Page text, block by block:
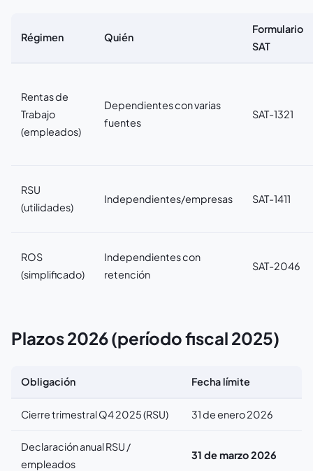
Régimen Quién
Formulario
SAT
Rentas de
Trabajo
(empleados)
Dependientes con varias
fuentes
SAT-1321
RSU
(utilidades)
Independientes/empresas SAT-1411
ROS
(simplificado)
Independientes con
retención
SAT-2046
Plazos 2026 (período fiscal 2025)
Obligación Fecha límite
Cierre trimestral Q4 2025 (RSU) 31 de enero 2026
Declaración anual RSU /
empleados
31 de marzo 2026